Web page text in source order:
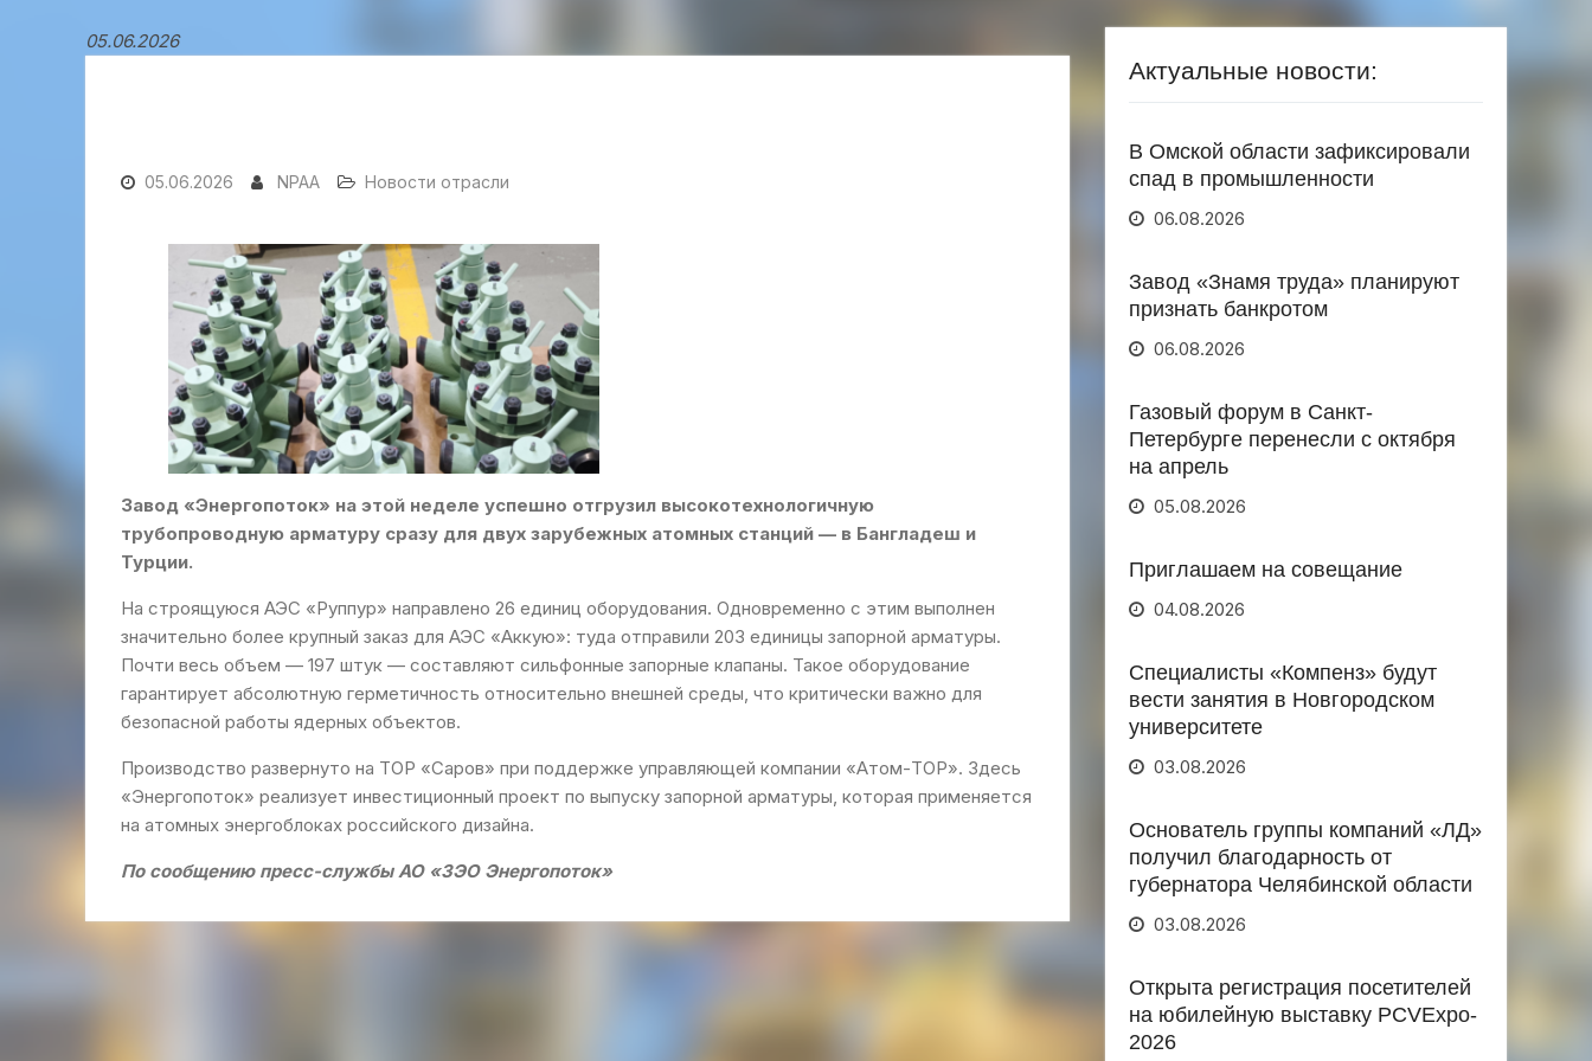
05.06.2026
05.06.2026 NPAA Новости отрасли
Завод «Энергопоток» на этой неделе успешно отгрузил высокотехнологичную
трубопроводную арматуру сразу для двух зарубежных атомных станций — в Бангладеш и
Турции.
На строящуюся АЭС «Руппур» направлено 26 единиц оборудования. Одновременно с этим выполнен
значительно более крупный заказ для АЭС «Аккую»: туда отправили 203 единицы запорной арматуры.
Почти весь объем — 197 штук — составляют сильфонные запорные клапаны. Такое оборудование
гарантирует абсолютную герметичность относительно внешней среды, что критически важно для
безопасной работы ядерных объектов.
Производство развернуто на ТОР «Саров» при поддержке управляющей компании «Атом-ТОР». Здесь
«Энергопоток» реализует инвестиционный проект по выпуску запорной арматуры, которая применяется
на атомных энергоблоках российского дизайна.
По сообщению пресс-службы АО «ЗЭО Энергопоток»
Актуальные новости:
В Омской области зафиксировали
спад в промышленности
06.08.2026
Завод «Знамя труда» планируют
признать банкротом
06.08.2026
Газовый форум в Санкт-
Петербурге перенесли с октября
на апрель
05.08.2026
Приглашаем на совещание
04.08.2026
Специалисты «Компенз» будут
вести занятия в Новгородском
университете
03.08.2026
Основатель группы компаний «ЛД»
получил благодарность от
губернатора Челябинской области
03.08.2026
Открыта регистрация посетителей
на юбилейную выставку PCVExpo-
2026